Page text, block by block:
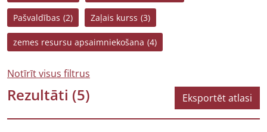
Pašvaldības (2) Zaļais kurss (3)
zemes resursu apsaimniekošana (4)
Notīrīt visus filtrus
Rezultāti (5) Eksportēt atlasi